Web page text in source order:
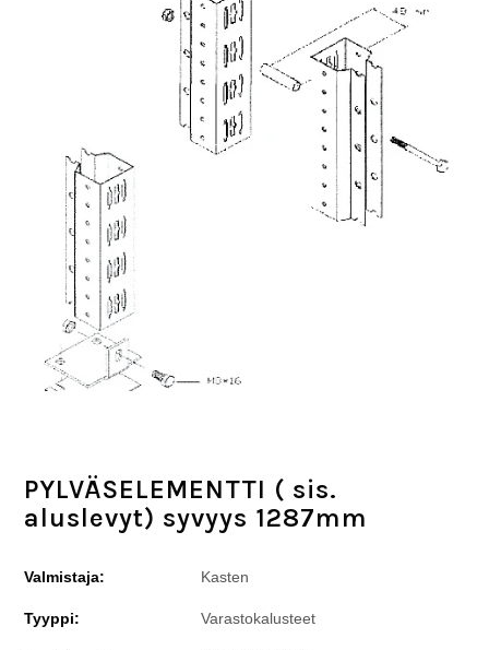
PYLVÄSELEMENTTI ( sis.
aluslevyt) syvyys 1287mm
Valmistaja: Kasten
Tyyppi: Varastokalusteet